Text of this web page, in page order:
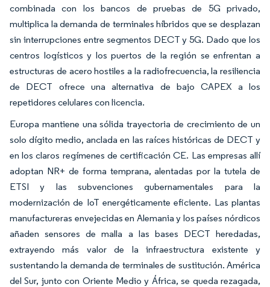
combinada con los bancos de pruebas de 5G privado,
multiplica la demanda de terminales híbridos que se desplazan
sin interrupciones entre segmentos DECT y 5G. Dado que los
centros logísticos y los puertos de la región se enfrentan a
estructuras de acero hostiles a la radiofrecuencia, la resiliencia
de DECT ofrece una alternativa de bajo CAPEX a los
repetidores celulares con licencia.
Europa mantiene una sólida trayectoria de crecimiento de un
solo dígito medio, anclada en las raíces históricas de DECT y
en los claros regímenes de certificación CE. Las empresas allí
adoptan NR+ de forma temprana, alentadas por la tutela de
ETSI y las subvenciones gubernamentales para la
modernización de IoT energéticamente eficiente. Las plantas
manufactureras envejecidas en Alemania y los países nórdicos
añaden sensores de malla a las bases DECT heredadas,
extrayendo más valor de la infraestructura existente y
sustentando la demanda de terminales de sustitución. América
del Sur, junto con Oriente Medio y África, se queda rezagada,